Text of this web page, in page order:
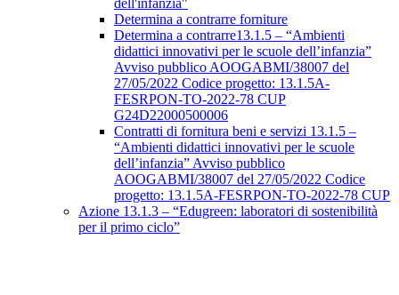
dell'infanzia"
Determina a contrarre forniture
Determina a contrarre13.1.5 – “Ambienti
didattici innovativi per le scuole dell’infanzia”
Avviso pubblico AOOGABMI/38007 del
27/05/2022 Codice progetto: 13.1.5A-
FESRPON-TO-2022-78 CUP
G24D22000500006
Contratti di fornitura beni e servizi 13.1.5 –
“Ambienti didattici innovativi per le scuole
dell’infanzia” Avviso pubblico
AOOGABMI/38007 del 27/05/2022 Codice
progetto: 13.1.5A-FESRPON-TO-2022-78 CUP
Azione 13.1.3 – “Edugreen: laboratori di sostenibilità
per il primo ciclo”